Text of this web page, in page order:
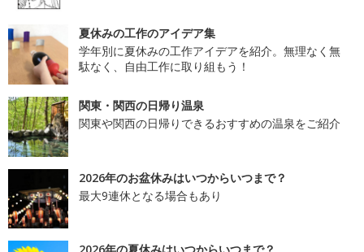
夏休みの工作のアイデア集
学年別に夏休みの工作アイデアを紹介。無理なく無
駄なく、自由工作に取り組もう！
関東・関西の日帰り温泉
関東や関西の日帰りできるおすすめの温泉をご紹介
2026年のお盆休みはいつからいつまで？
最大9連休となる場合もあり